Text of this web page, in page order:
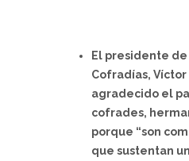
El presidente
Cofradías, Víctor
agradecido el
cofrades,
porque “son
que sustentan